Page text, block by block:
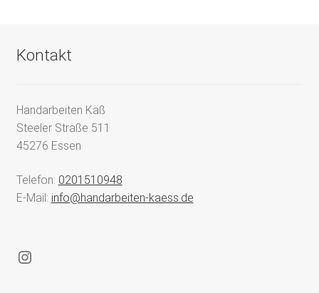
Kontakt
Handarbeiten Käß
Steeler Straße 511
45276 Essen
Telefon: 0201510948
E-Mail: info@handarbeiten-kaess.de
Instagram